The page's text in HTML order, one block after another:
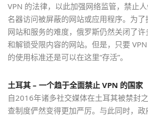
VPN 的法律，以此加强网络监管，禁止
名器访问被屏蔽的网站或应用程序。为
网站和服务的难度，俄罗斯仍然关闭了
和解锁受限内容的网站。但是，只要
的使用标准还是可以在这里“存活”。
土耳其 – 一个趋于全面禁止 VPN 的国家
自2016年诸多社交媒体在土耳其被禁封
查制度俨然变得更加严厉。与此同时，政